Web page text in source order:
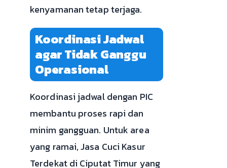
kenyamanan tetap terjaga.
Koordinasi Jadwal
agar Tidak Ganggu
Operasional
Koordinasi jadwal dengan PIC
membantu proses rapi dan
minim gangguan. Untuk area
yang ramai, Jasa Cuci Kasur
Terdekat di Ciputat Timur yang